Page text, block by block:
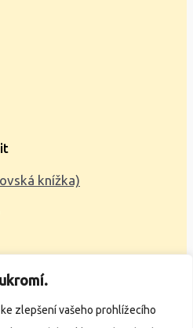
zlepšení vašeho prohlížecího
knížka)
vytvořilWčil.cz